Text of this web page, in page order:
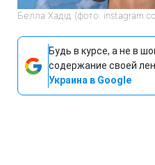
Белла Хадід (фото:
Будь в курсе, а не в
содержание своей
Украина в Google